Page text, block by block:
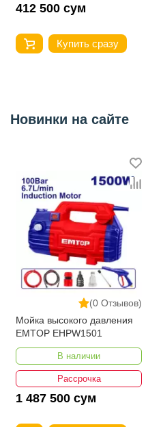
412 500 сум
Купить сразу
Новинки на сайте
(0 Отзывов)
Мойка высокого давления
EMTOP EHPW1501
В наличии
Рассрочка
1 487 500 сум